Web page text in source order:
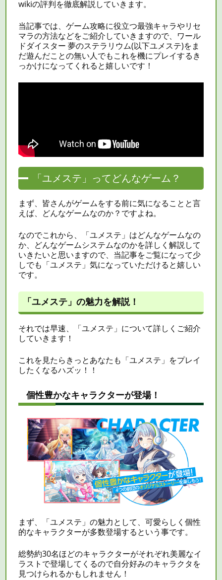
wikiの評判を徹底解説していきます。
当記事では、ゲーム攻略に役立つ最強キャラやリセ
マラの方法などをご紹介していきますので、ワール
ドダイスター 夢のステラリウム(以下ユメステ)をま
だ遊んだことの無い人でもこれを機にプレイするき
っかけになってくれると嬉しいです！
「ユメステ」ってどんなゲーム？
まず、皆さんがゲームをする前に気になることと言
えば、どんなゲームなのか？ですよね。
なのでこれから、「ユメステ」はどんなゲームなの
か、どんなゲームシステムなのかを詳しく解説して
いきたいと思いますので、当記事をご覧になって少
しでも「ユメステ」気になっていただけると嬉しい
です。
「ユメステ」の魅力を解説！
それでは早速、「ユメステ」について詳しくご紹介
していきます！
これを見たらきっとあなたも「ユメステ」をプレイ
したくなるハズッ！！
個性豊かなキャラクターが登場！
まず、「ユメステ」の魅力として、可愛らしく個性
的なキャラクターが多数登場するという事です。
総勢約30名ほどのキャラクターがそれぞれ美麗なイ
ラストで登場してくるので自分好みのキャラクタを
見つけられるかもしれません！